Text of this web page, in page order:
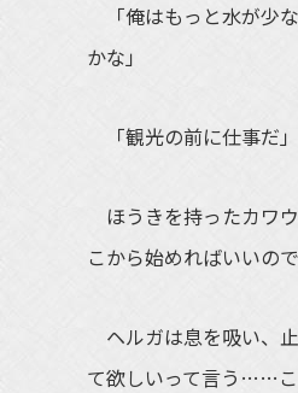
「俺はもっと水が少
かな」
「観光の前に仕事だ
ほうきを持ったカワ
こから始めればいいの
ヘルガは息を吸い、
て欲しいって言う……こ